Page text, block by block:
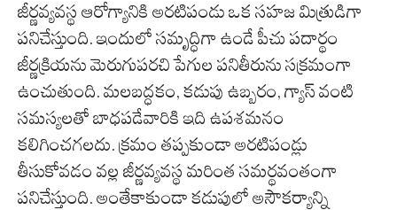
జీర్ణవ్యవస్థ ఆరోగ్యానికి అరటిపండు ఒక సహజ మిత్రుడిగా
పనిచేస్తుంది. ఇందులో సమృద్ధిగా ఉండే పీచు పదార్థం
జీర్ణక్రియను మెరుగుపరచి పేగుల పనితీరును సక్రమంగా
ఉంచుతుంది. మలబద్ధకం, కడుపు ఉబ్బరం, గ్యాస్ వంటి
సమస్యలతో బాధపడేవారికి ఇది ఉపశమనం
కలిగించగలదు. క్రమం తప్పకుండా అరటిపండ్లు
తీసుకోవడం వల్ల జీర్ణవ్యవస్థ మరింత సమర్థవంతంగా
పనిచేస్తుంది. అంతేకాకుండా కడుపులో అసౌకర్యాన్ని